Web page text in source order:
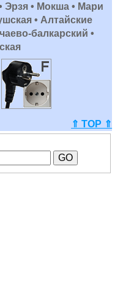
Эрзя • Мокша • Мари
• Алтайские
балкарский •
⇑ TOP ⇑